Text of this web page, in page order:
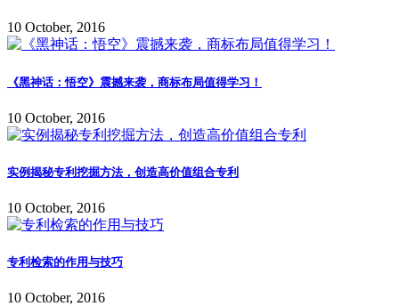
10 October, 2016
《黑神话：悟空》震撼来袭，商标布局值得学习！
10 October, 2016
实例揭秘专利挖掘方法，创造高价值组合专利
10 October, 2016
专利检索的作用与技巧
10 October, 2016